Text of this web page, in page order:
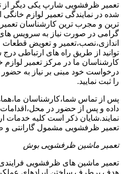
تعمیر ظرفشویی شارپ یکی دیگر از
شده در نمایندگی تعمیر لوازم
ترین و مجرب ترین کارشناسان
گرامی در صورت نیاز به سرویس های
اندازی،نصب،تعمیر و تعویض
توانید از طریق راه های ارتباطی
کارشناسان ما در مرکز تعمیر لوازم
درخواست خود مبنی بر نیاز به
را ثبت نمایید.
پس از تماس شما،کارشناسان
داده و پس از حضور در محل،اقدامات
نمایند.شایان ذکر است کلیه خدمات
تعمیر ظرفشویی مشمول گارانتی
تعمیر ماشین ظرفشویی بوش
تعمیر ماشین های ظرفشویی
هدف برطرف ساختن ایرادهای